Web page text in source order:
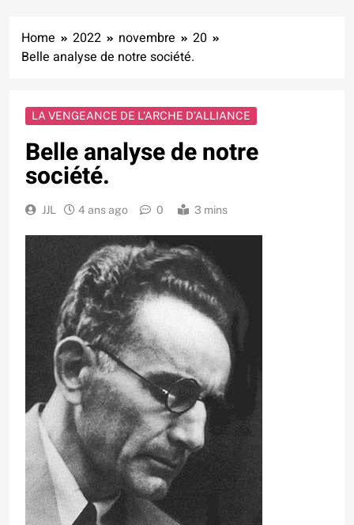
Home 2022 novembre
20
Belle analyse de notre société.
LA VENGEANCE DE L’ARCHE D’ALLIANCE
Belle analyse de notre
société.
JJL 4 ans ago 0 3 mins